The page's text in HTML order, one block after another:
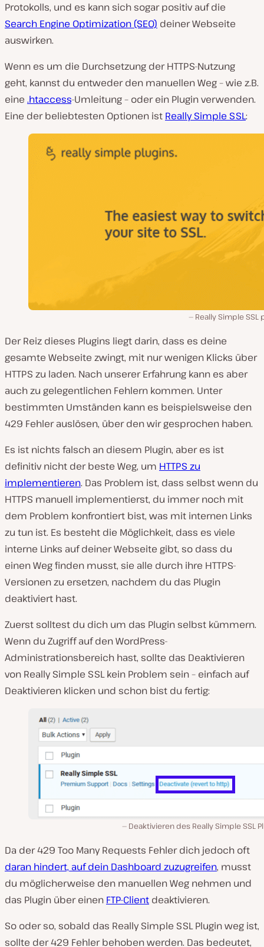
Protokolls, und es kann sich sogar positiv auf die
Search Engine Optimization (SEO) deiner Webseite
auswirken.
Wenn es um die Durchsetzung der HTTPS-Nutzung
geht, kannst du entweder den manuellen Weg – wie z.B.
eine .htaccess-Umleitung – oder ein Plugin verwenden.
Eine der beliebtesten Optionen ist Really Simple SSL:
Really Simple SSL
Der Reiz dieses Plugins liegt darin, dass es deine
gesamte Webseite zwingt, mit nur wenigen Klicks über
HTTPS zu laden. Nach unserer Erfahrung kann es aber
auch zu gelegentlichen Fehlern kommen. Unter
bestimmten Umständen kann es beispielsweise den
429 Fehler auslösen, über den wir gesprochen haben.
Es ist nichts falsch an diesem Plugin, aber es ist
definitiv nicht der beste Weg, um HTTPS zu
implementieren. Das Problem ist, dass selbst wenn du
HTTPS manuell implementierst, du immer noch mit
dem Problem konfrontiert bist, was mit internen Links
zu tun ist. Es besteht die Möglichkeit, dass es viele
interne Links auf deiner Webseite gibt, so dass du
einen Weg finden musst, sie alle durch ihre HTTPS-
Versionen zu ersetzen, nachdem du das Plugin
deaktiviert hast.
Zuerst solltest du dich um das Plugin selbst kümmern.
Wenn du Zugriff auf den WordPress-
Administrationsbereich hast, sollte das Deaktivieren
von Really Simple SSL kein Problem sein – einfach auf
Deaktivieren klicken und schon bist du fertig:
Deaktivieren des Really Simple SSL
Da der 429 Too Many Requests Fehler dich jedoch oft
daran hindert, auf dein Dashboard zuzugreifen, musst
du möglicherweise den manuellen Weg nehmen und
das Plugin über einen FTP-Client deaktivieren.
So oder so, sobald das Really Simple SSL Plugin weg ist,
sollte der 429 Fehler behoben werden. Das bedeutet,